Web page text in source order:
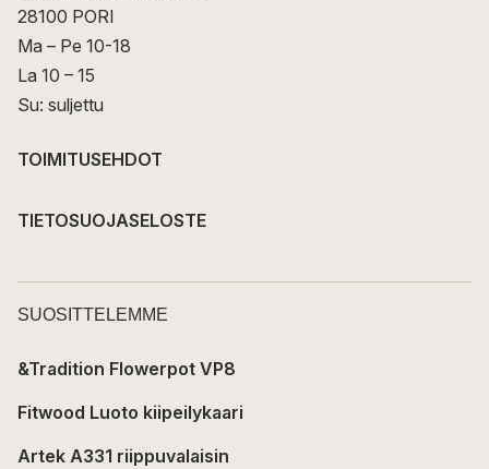
28100 PORI
Ma – Pe 10-18
La 10 – 15
Su: suljettu
TOIMITUSEHDOT
TIETOSUOJASELOSTE
SUOSITTELEMME
&Tradition Flowerpot VP8
Fitwood Luoto kiipeilykaari
Artek A331 riippuvalaisin